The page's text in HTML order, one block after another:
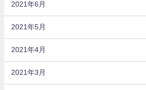
2021年6月
2021年5月
2021年4月
2021年3月